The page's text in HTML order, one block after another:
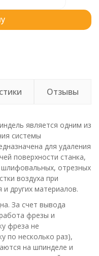
Отзывы
является одним из
системы
для удаления
поверхности станка,
отрезных
воздуха при
других материалов.
За счет вывода
фрезы и
фреза не
по несколько раз),
на шпинделе и